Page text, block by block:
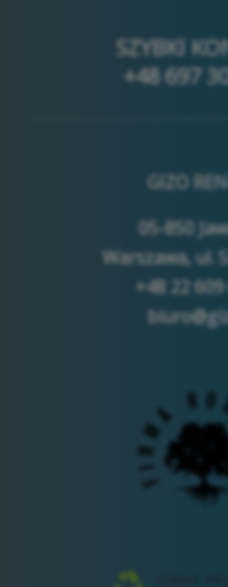
SZYBKI
+48 697
GIZO
05-850
Warszawa, ul.
+48 22 609